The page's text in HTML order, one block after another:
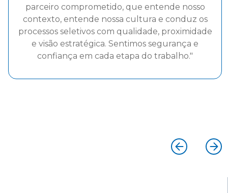
capacidade de compreender com precisão
nossas necessidades específicas, aliada a uma
atuação ágil, ética e altamente comprometida. A
credibilidade construída ao longo do processo e
o forte senso de parceria estabelecido reforçam
extensão estratégica do nosso time na atração